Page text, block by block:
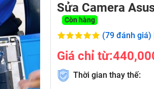
Sửa Camera
Còn hàng
(79 đánh giá)
Giá chỉ từ:
Thời gian thay thế: